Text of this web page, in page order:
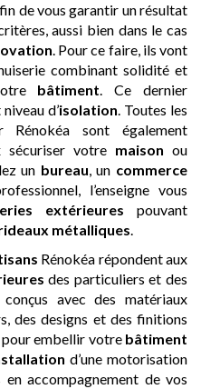
de vous garantir un résultat
aussi bien dans le cas
. Pour ce faire, ils vont
combinant solidité et
bâtiment. Ce dernier
d’isolation. Toutes les
Rénokéa sont également
sécuriser votre maison ou
un bureau, un commerce
l’enseigne vous
extérieures pouvant
métalliques.
Rénokéa répondent aux
des particuliers et des
avec des matériaux
des designs et des finitions
pour embellir votre bâtiment
d’une motorisation
accompagnement de vos